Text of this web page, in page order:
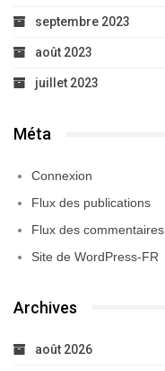
septembre 2023
août 2023
juillet 2023
Méta
Connexion
Flux des publications
Flux des commentaires
Site de WordPress-FR
Archives
août 2026